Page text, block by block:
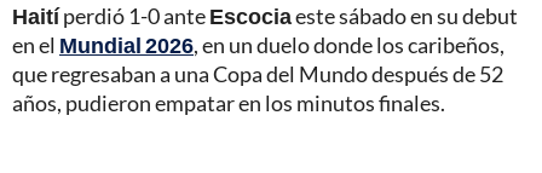
Haitíperdió 1-0 anteEscociaeste sábado en su debut
en el Mundial 2026, en un duelo donde los caribeños,
que regresaban a una Copa del Mundo después de 52
años, pudieron empatar en los minutos finales.